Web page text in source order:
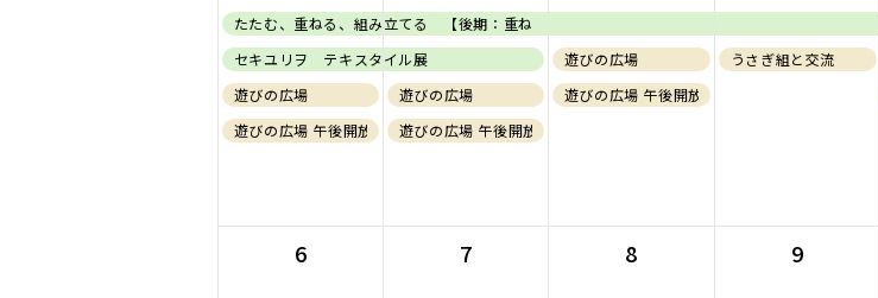
たたむ、重ねる、組み立てる 【後期：重ねる、組み立てる展】
セキユリヲ テキスタイル展
遊びの広場
遊びの広場 午後開放(0歳児)
遊びの広場
遊びの広場 午後開放(１～２歳児)
遊びの広場
遊びの広場 午後開放(フリー)
うさぎ組と交流
6 7 8 9